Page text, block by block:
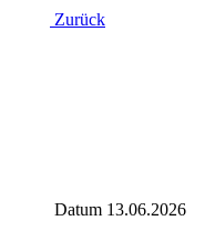
Zurück
Datum 13.06.2026